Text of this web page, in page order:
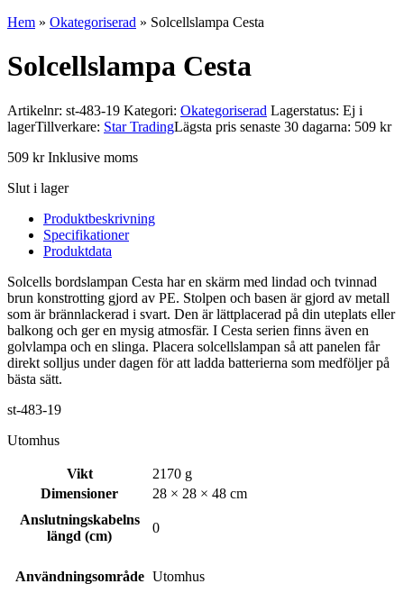
Hem » Okategoriserad » Solcellslampa Cesta
Solcellslampa Cesta
Artikelnr: st-483-19 Kategori: Okategoriserad Lagerstatus: Ej i
lagerTillverkare: Star TradingLägsta pris senaste 30 dagarna: 509 kr
509 kr Inklusive moms
Slut i lager
Produktbeskrivning
Specifikationer
Produktdata
Solcells bordslampan Cesta har en skärm med lindad och tvinnad
brun konstrotting gjord av PE. Stolpen och basen är gjord av metall
som är brännlackerad i svart. Den är lättplacerad på din uteplats eller
balkong och ger en mysig atmosfär. I Cesta serien finns även en
golvlampa och en slinga. Placera solcellslampan så att panelen får
direkt solljus under dagen för att ladda batterierna som medföljer på
bästa sätt.
st-483-19
Utomhus
Vikt
2170 g
Dimensioner
28 × 28 × 48 cm
Anslutningskabelns
längd (cm)
0
Användningsområde Utomhus